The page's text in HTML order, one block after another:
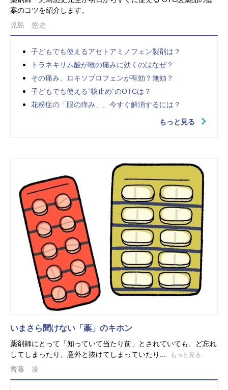
案のコツを紹介します。
児島 悠史
子どもでも使えるアセトアミノフェン製剤は？
トラネキサム酸が喉の痛みに効くのはなぜ？
その痛み、ロキソプロフェンが有効？無効？
子どもでも使える“咳止め”のOTCは？
花粉症の「眼の痒み」、今すぐ解消するには？
もっと見る
いまさら聞けない「薬」のキホン
薬剤師にとって「知っていて当たり前」とされていても、ど忘れ
してしまったり、意外と抜けてしまっていたり...
もっと見る
齊藤 凌